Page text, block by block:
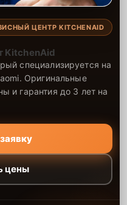
ЦЕНТР KITCHENAID
KitchenAid
специализируется на
Оригинальные
и гарантия до 3 лет на
цены